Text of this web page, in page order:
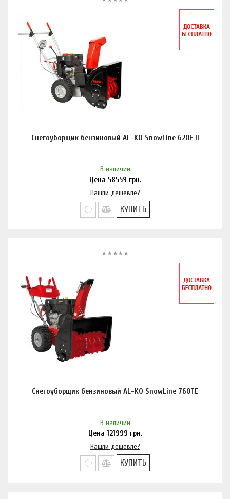
Снегоуборщик бензиновый AL-KO SnowLine 620E ll
В наличии
Цена 58559 грн.
Нашли дешевле?
КУПИТЬ
Снегоуборщик бензиновый AL-KO SnowLine 760TE
В наличии
Цена 121999 грн.
Нашли дешевле?
КУПИТЬ